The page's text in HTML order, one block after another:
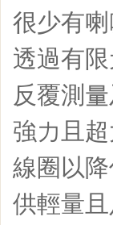
很少有
透過有
反覆測
強力且
線圈以
供輕量